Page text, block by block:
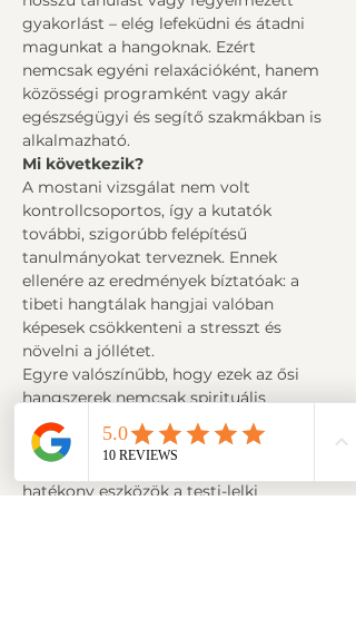
gyakorlást – elég lefeküdni és átadni
magunkat a hangoknak. Ezért
nemcsak egyéni relaxációként, hanem
közösségi programként vagy akár
egészségügyi és segítő szakmákban is
alkalmazható.
Mi következik?
A mostani vizsgálat nem volt
kontrollcsoportos, így a kutatók
további, szigorúbb felépítésű
tanulmányokat terveznek. Ennek
ellenére az eredmények bíztatóak: a
tibeti hangtálak hangjai valóban
képesek csökkenteni a stresszt és
növelni a jóllétet.
Egyre valószínűbb, hogy ezek az ősi
hangszerek nemcsak spirituális
szertartásokon, hanem a modern
ember mindennapjaiban is helyet
kaphatnak – mint egyszerű, de
hatékony eszközök a testi-lelki